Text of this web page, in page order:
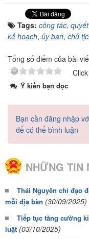
Tags: công tác,
kế hoạch, ủy ban, chủ
Tổng số điểm của bài
Ý kiến bạn đọc
Bạn cần đăng nhập
để có thể bình luận
NHỮNG TIN
Thái Nguyên chỉ đạo
mỗi địa bàn (30/09/2025)
Tiếp tục tăng cường
luật (03/10/2025)